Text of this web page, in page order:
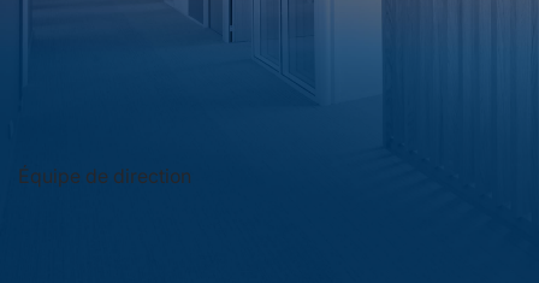
Équipe de direction